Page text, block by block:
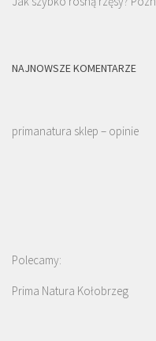
NAJNOWSZE KOMENTARZE
primanatura sklep – opinie
Polecamy:
Prima Natura Kołobrzeg